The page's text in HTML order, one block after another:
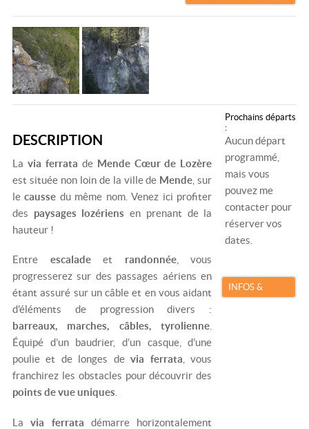
DESCRIPTION
La via ferrata de Mende Cœur de Lozère
est située non loin de la ville de Mende , sur
lecausse du même nom. Venez ici profiter
des paysages lozériens en prenant de la
hauteur !
Entre escaladeet randonnée, vous
progresserez sur des passages aériens en
étant assuré sur un câble et en vous aidant
d'éléments de progression divers :
barreaux, marches, câbles, tyrolienne
Équipé d’un baudrier, d’un casque, d'une
poulie et de longes devia ferrata , vous
franchirez les obstacles pour découvrir des
points de vue uniques
Lavia ferrata démarre horizontalement
Prochains départs
:
Aucun départ
programmé,
mais vous
pouvez me
contacter pour
réserver vos
dates.
INFOS &